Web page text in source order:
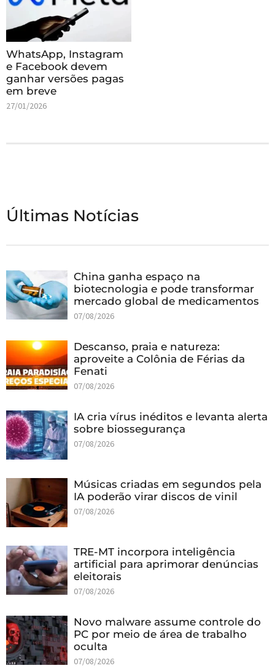
WhatsApp, Instagram
e Facebook devem
ganhar versões pagas
em breve
27/01/2026
Últimas Notícias
China ganha espaço na
biotecnologia e pode transformar
mercado global de medicamentos
07/08/2026
Descanso, praia e natureza:
aproveite a Colônia de Férias da
Fenati
07/08/2026
IA cria vírus inéditos e levanta alerta
sobre biossegurança
07/08/2026
Músicas criadas em segundos pela
IA poderão virar discos de vinil
07/08/2026
TRE-MT incorpora inteligência
artificial para aprimorar denúncias
eleitorais
07/08/2026
Novo malware assume controle do
PC por meio de área de trabalho
oculta
07/08/2026